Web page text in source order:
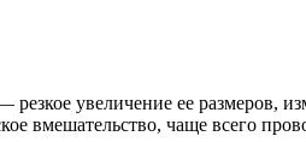
увеличение ее размеров,
вмешательство, чаще всего